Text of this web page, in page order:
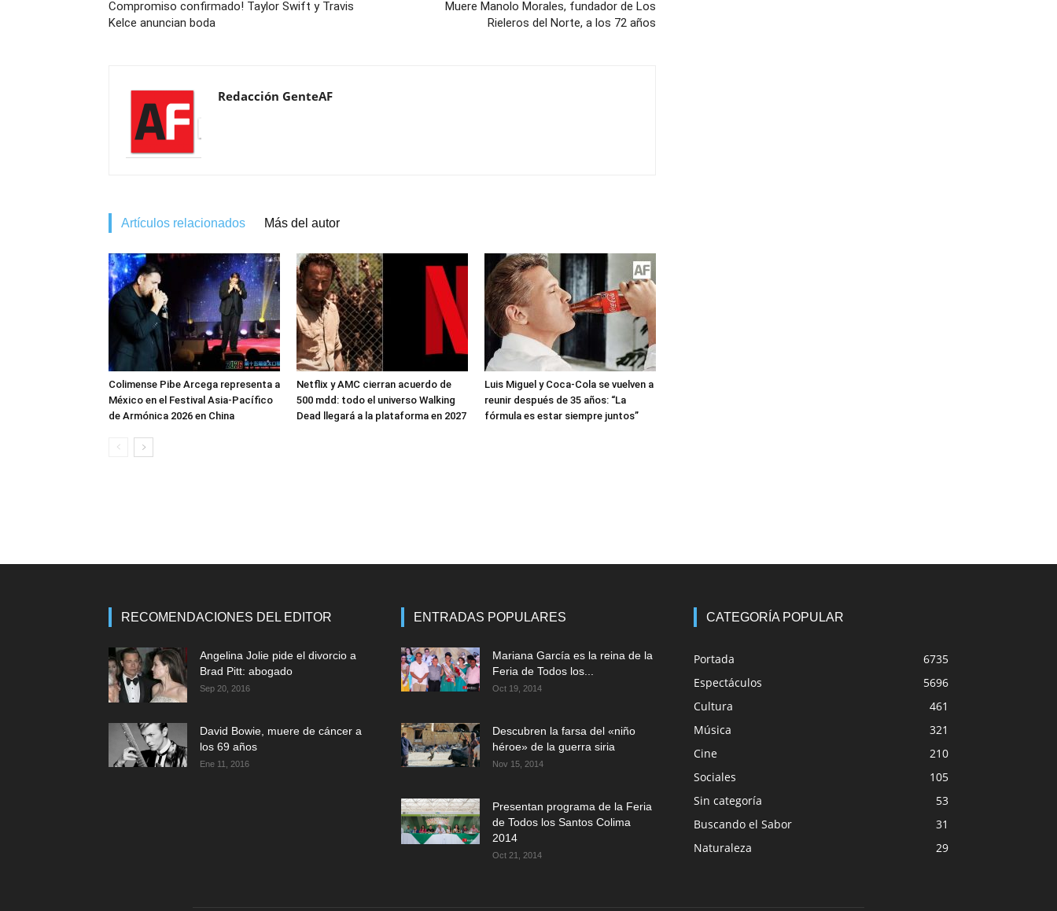
Compromiso confirmado! Taylor Swift y Travis
Kelce anuncian boda
Muere Manolo Morales, fundador de Los
Rieleros del Norte, a los 72 años
Redacción GenteAF
Artículos relacionados Más del autor
Colimense Pibe Arcega representa a
México en el Festival Asia-Pacífico
de Armónica 2026 en China
Netflix y AMC cierran acuerdo de
500 mdd: todo el universo Walking
Dead llegará a la plataforma en 2027
Luis Miguel y Coca-Cola se vuelven a
reunir después de 35 años: “La
fórmula es estar siempre juntos”
RECOMENDACIONES DEL EDITOR
Angelina Jolie pide el divorcio a
Brad Pitt: abogado
Sep 20, 2016
David Bowie, muere de cáncer a
los 69 años
Ene 11, 2016
ENTRADAS POPULARES
Mariana García es la reina de la
Feria de Todos los...
Oct 19, 2014
Descubren la farsa del «niño
héroe» de la guerra siria
Nov 15, 2014
Presentan programa de la Feria
de Todos los Santos Colima
2014
Oct 21, 2014
CATEGORÍA POPULAR
Portada
6735
Espectáculos
5696
Cultura
461
Música
321
Cine
210
Sociales
105
Sin categoría
53
Buscando el Sabor
31
Naturaleza
29